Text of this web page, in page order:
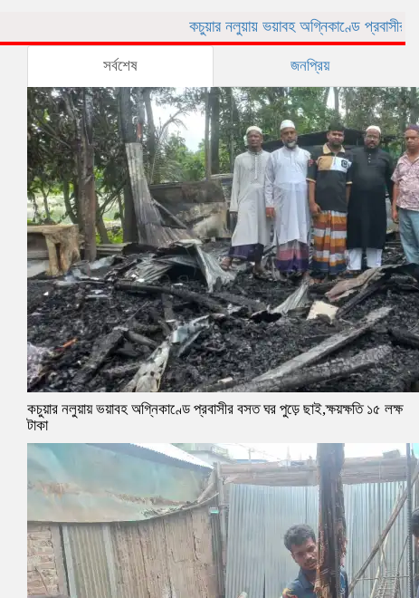
কচুয়ার নলুয়ায় ভয়াবহ অগ্নিকাণ্ডে প্রবাসীর বসত ঘর পুড়ে
সর্বশেষ জনপ্রিয়
কচুয়ার নলুয়ায় ভয়াবহ অগ্নিকাণ্ডে প্রবাসীর বসত ঘর পুড়ে ছাই,ক্ষয়ক্ষতি ১৫ লক্ষ
টাকা